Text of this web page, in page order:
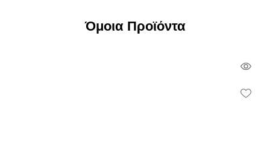
Όμοια Προϊόντα